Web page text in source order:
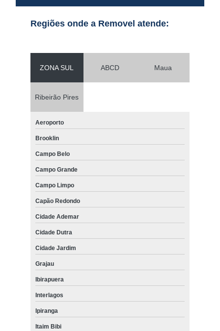
Regiões onde a Removel atende:
ZONA SUL ABCD Maua
Ribeirão Pires
Aeroporto
Brooklin
Campo Belo
Campo Grande
Campo Limpo
Capão Redondo
Cidade Ademar
Cidade Dutra
Cidade Jardim
Grajau
Ibirapuera
Interlagos
Ipiranga
Itaim Bibi